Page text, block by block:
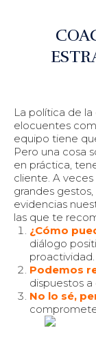
La política de
elocuentes
equipo tiene
Pero una cosa
en práctica,
cliente. A
grandes
evidencias
las que te
¿Cómo
diálogo
proactividad.
Podemos
dispuestos a
No lo sé,